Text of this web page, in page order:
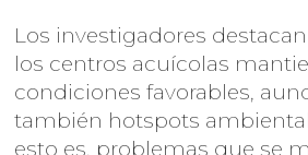
Los investigadores destacan
los centros acuícolas
condiciones favorables,
también hotspots
esto es, problemas que se